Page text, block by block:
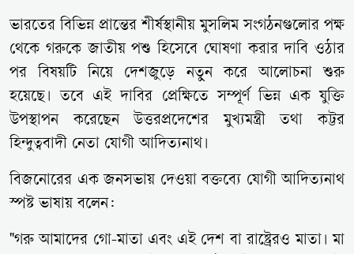
ভারতের বিভিন্ন প্রান্তের শীর্ষস্থানীয় মুসলিম সংগঠনগুলোর পক্ষ
থেকে গরুকে জাতীয় পশু হিসেবে ঘোষণা করার দাবি ওঠার
পর বিষয়টি নিয়ে দেশজুড়ে নতুন করে আলোচনা শুরু
হয়েছে। তবে এই দাবির প্রেক্ষিতে সম্পূর্ণ ভিন্ন এক যুক্তি
উপস্থাপন করেছেন উত্তরপ্রদেশের মুখ্যমন্ত্রী তথা কট্টর
হিন্দুত্ববাদী নেতা যোগী আদিত্যনাথ।
বিজনোরের এক জনসভায় দেওয়া বক্তব্যে যোগী আদিত্যনাথ
স্পষ্ট ভাষায় বলেন:
"গরু আমাদের গো-মাতা এবং এই দেশ বা রাষ্ট্রেরও মাতা। মা